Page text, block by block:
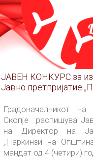
ЈАВЕН КОНКУРС за избор на Директор на
Јавно претпријатие „Паркинзи на Општина
Центар“ – Скопје
Градоначалникот
Скопје распишува
на Директор на
„Паркинзи на
мандат од 4 (четири)